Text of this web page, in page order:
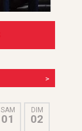
>
SAM
01
DIM
02